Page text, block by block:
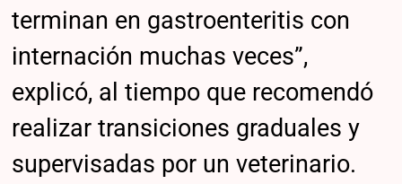
terminan en gastroenteritis con
internación muchas veces”,
explicó, al tiempo que recomendó
realizar transiciones graduales y
supervisadas por un veterinario.